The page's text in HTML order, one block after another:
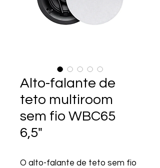
Alto-falante de
teto multiroom
sem fio WBC65
6,5"
O alto-falante de teto sem fio